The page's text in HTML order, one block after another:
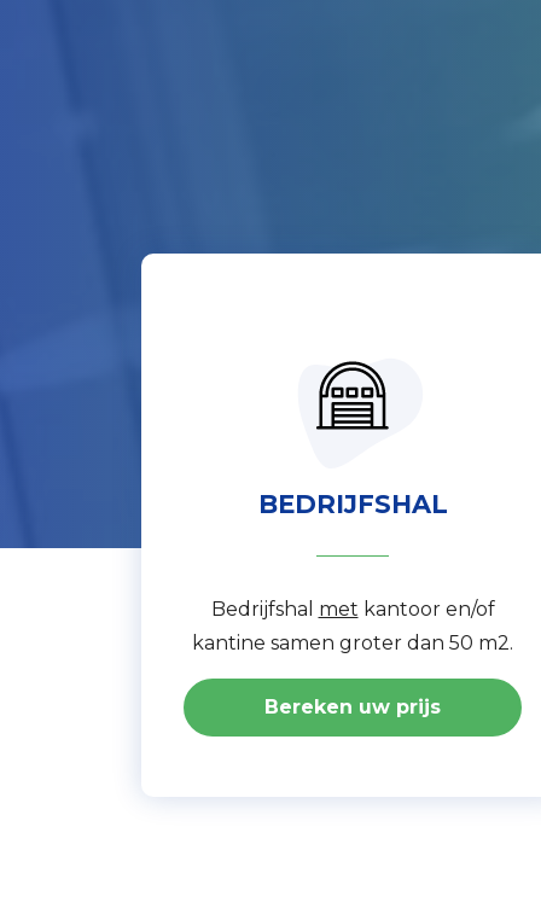
BEDRIJFSHAL
Bedrijfshal met kantoor en/of
kantine samen groter dan 50 m2.
Bereken uw prijs